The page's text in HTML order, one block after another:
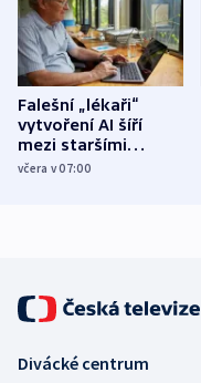
Falešní „lékaři“
vytvoření AI šíří
mezi staršími
Poláky nebezpečné
včera v 07:00
Divácké centrum